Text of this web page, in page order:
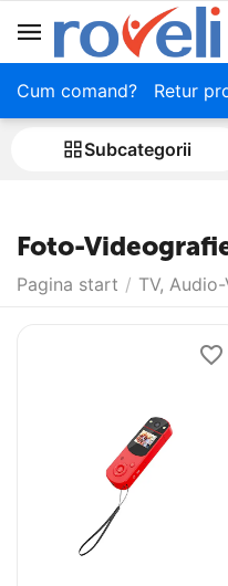
Cum comand? Retur
Subcategorii
Foto-
Pagina start / TV,